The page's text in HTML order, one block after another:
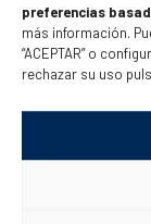
preferencias
más información.
“ACEPTAR” o
rechazar su uso
campeonato
meterse en una